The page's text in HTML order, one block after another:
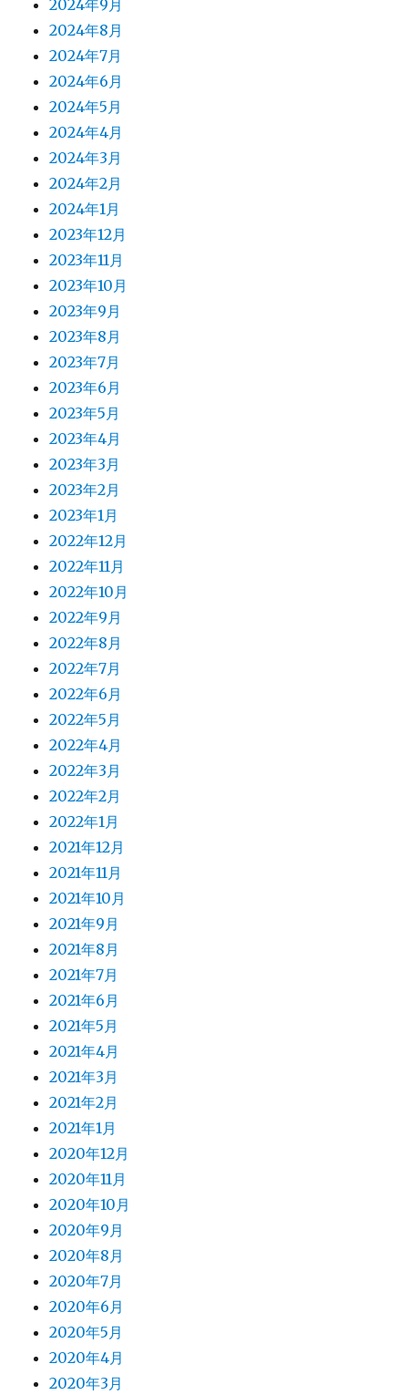
2024年9月
2024年8月
2024年7月
2024年6月
2024年5月
2024年4月
2024年3月
2024年2月
2024年1月
2023年12月
2023年11月
2023年10月
2023年9月
2023年8月
2023年7月
2023年6月
2023年5月
2023年4月
2023年3月
2023年2月
2023年1月
2022年12月
2022年11月
2022年10月
2022年9月
2022年8月
2022年7月
2022年6月
2022年5月
2022年4月
2022年3月
2022年2月
2022年1月
2021年12月
2021年11月
2021年10月
2021年9月
2021年8月
2021年7月
2021年6月
2021年5月
2021年4月
2021年3月
2021年2月
2021年1月
2020年12月
2020年11月
2020年10月
2020年9月
2020年8月
2020年7月
2020年6月
2020年5月
2020年4月
2020年3月